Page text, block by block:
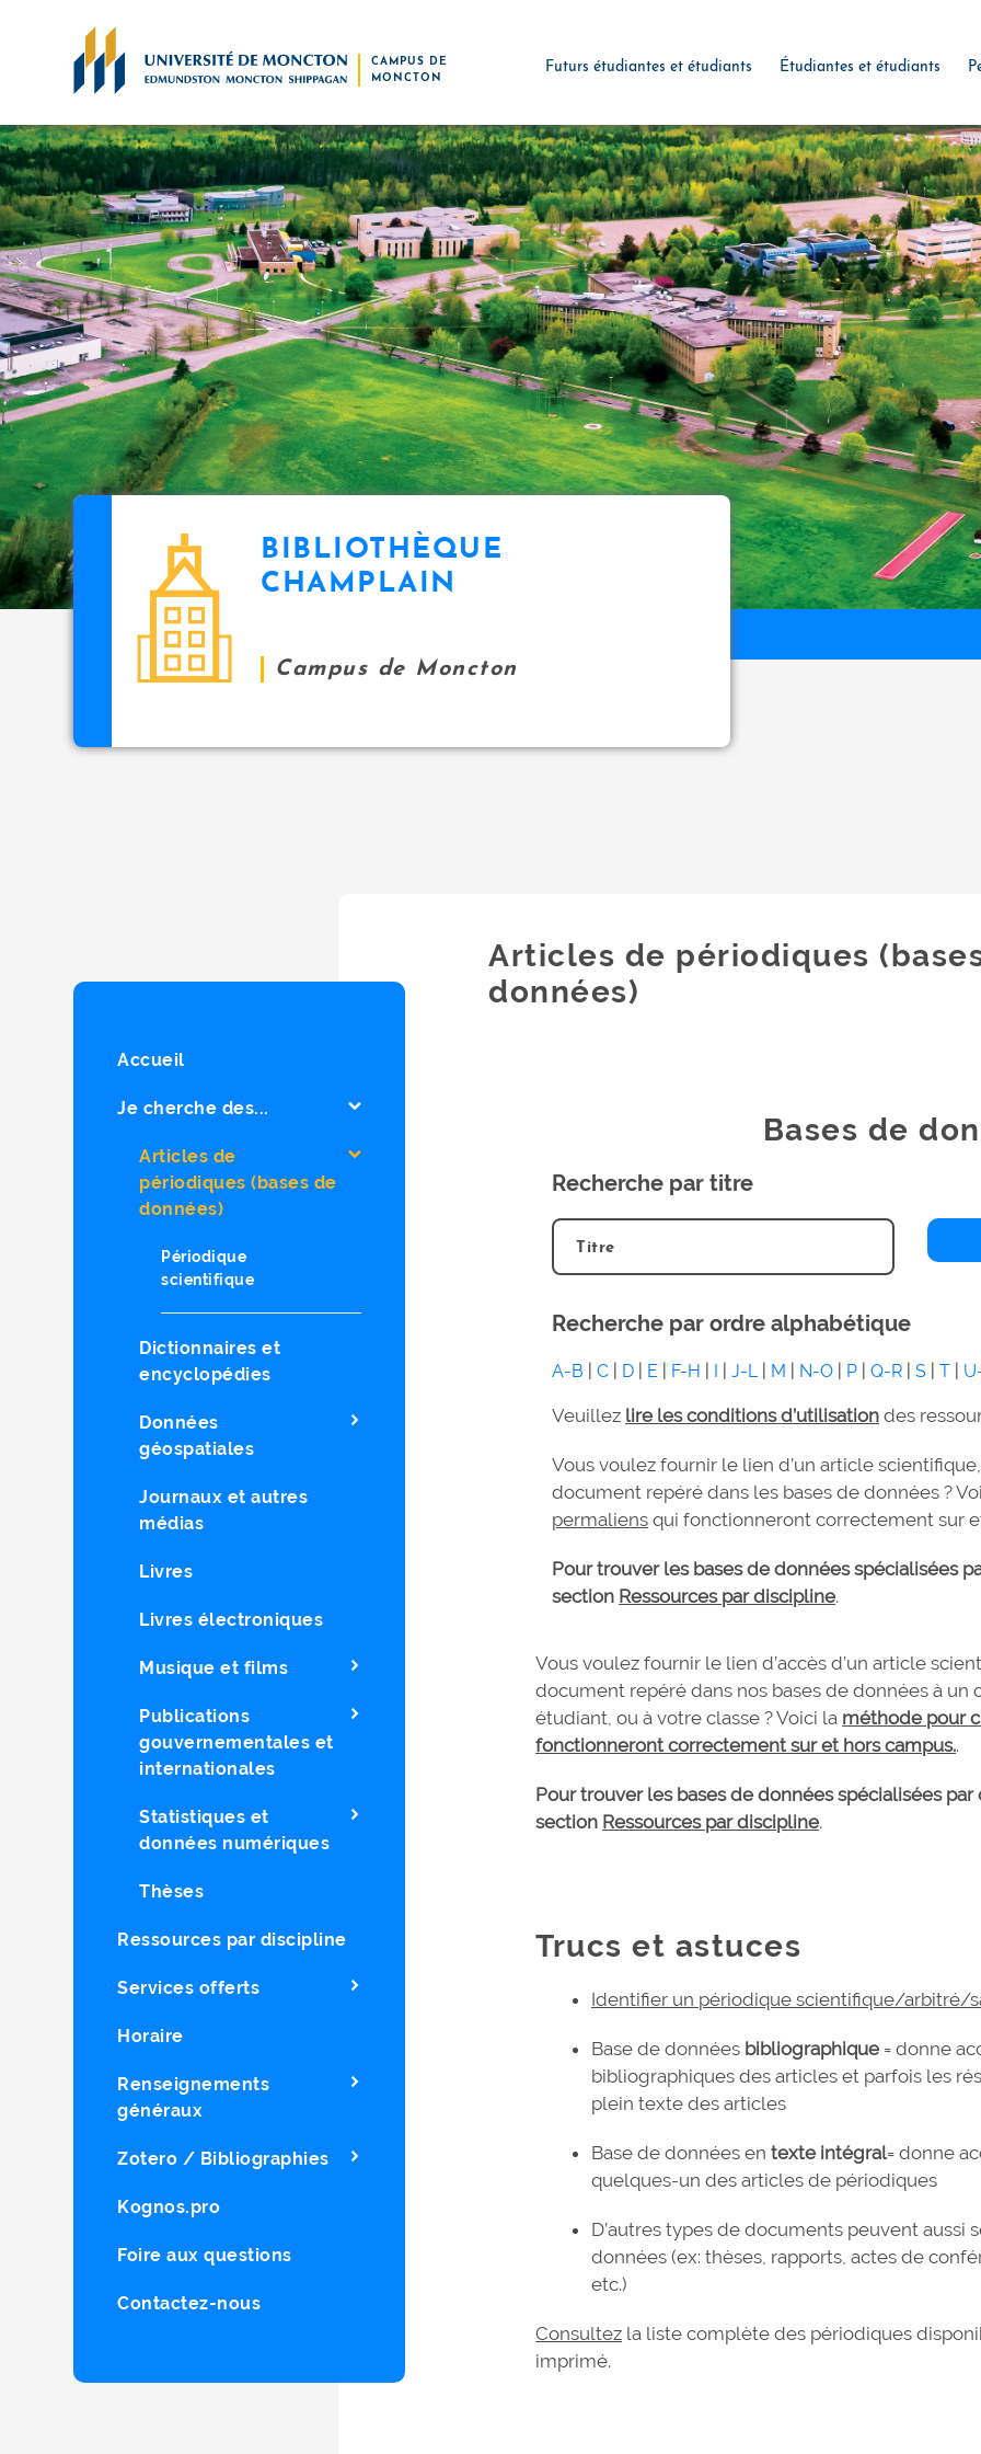
CAMPUS DE
MONCTON
Futurs étudiantes et étudiants Étudiantes et étudiants
BIBLIOTHÈQUE
CHAMPLAIN
Campus de Moncton
Accueil
Je cherche des...
Articles de
périodiques (bases de
données)
Périodique
scientifique
Dictionnaires et
encyclopédies
Données
géospatiales
Journaux et autres
médias
Livres
Livres électroniques
Musique et films
Publications
gouvernementales et
internationales
Statistiques et
données numériques
Thèses
Ressources par discipline
Services offerts
Horaire
Renseignements
généraux
Zotero / Bibliographies
Kognos.pro
Foire aux questions
Contactez-nous
Articles de périodiques
données)
Bases de
Recherche par titre
Recherche par ordre alphabétique
A-B |C D E F-H I |J-L M N-O P |Q-R |S |T
Veuillez lire les conditions d’utilisation des
Vous voulez fournir le lien d’un article
document repéré dans les bases de données ?
permaliens qui fonctionneront correctement sur
Pour trouver les bases de données spécialisées
section Ressources par discipline.
Vous voulez fournir le lien d’accès d’un article
document repéré dans nos bases de données à
étudiant, ou à votre classe ? Voici la méthode pour
fonctionneront correctement sur et hors campus..
Pour trouver les bases de données spécialisées
section Ressources par discipline.
Trucs et astuces
Identifier un périodique scientifique/arbitré/
Base de données bibliographique= donne
bibliographiques des articles et parfois les
plein texte des articles
Base de données entexte intégral= donne
quelques-un des articles de périodiques
D’autres types de documents peuvent aussi
données (ex: thèses, rapports, actes de
etc.)
Consultez la liste complète des périodiques
imprimé.